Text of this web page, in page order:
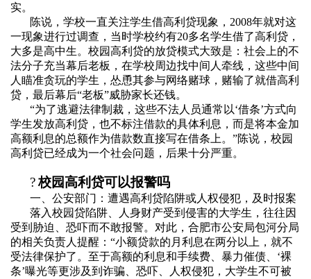
实。
陈说，学校一直关注学生借高利贷现象， 2008年就对这
一现象进行过调查，当时学校约有20多名学生借了高利贷，
大多是高中生。校园高利贷的放贷模式大致是：社会上的不
法分子充当幕后老板，在学校周边找中间人牵线，这些中间
人瞄准贪玩的学生，怂恿其参与网络赌球，赌输了就借高利
贷，最后幕后“老板”威胁家长还钱。
“为了逃避法律制裁，这些不法人员通常以‘借条’方式向
学生发放高利贷，也不标注借款的具体利息，而是将本金加
高额利息的总额作为借款数直接写在借条上。”陈说，校园
高利贷已经成为一个社会问题，后果十分严重。
?校园高利贷可以报警吗
一、公安部门：遭遇高利贷陷阱或人权侵犯，及时报案
落入校园贷陷阱、人身财产受到侵害的大学生，往往因
受到胁迫、恐吓而不敢报警。对此，合肥市公安局包河分局
的相关负责人提醒：“小额贷款的月利息在两分以上，就不
受法律保护了。至于高额的利息和手续费、暴力催债、‘裸
条’曝光等更涉及到诈骗、恐吓、人权侵犯，大学生不可被